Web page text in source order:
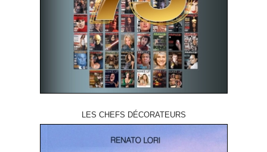
LES CHEFS DÉCORATEURS